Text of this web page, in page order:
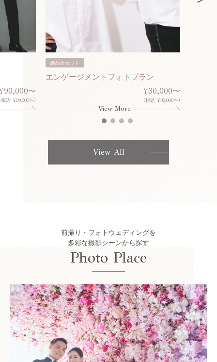
〜
(税込 ¥99,000〜)
納品全カット
エンゲージメントフォトプラン
¥30,000〜
(税込 ¥33,000〜)
View More
View All
前撮り・フォトウェディングを
多彩な撮影シーンから探す
Photo Place